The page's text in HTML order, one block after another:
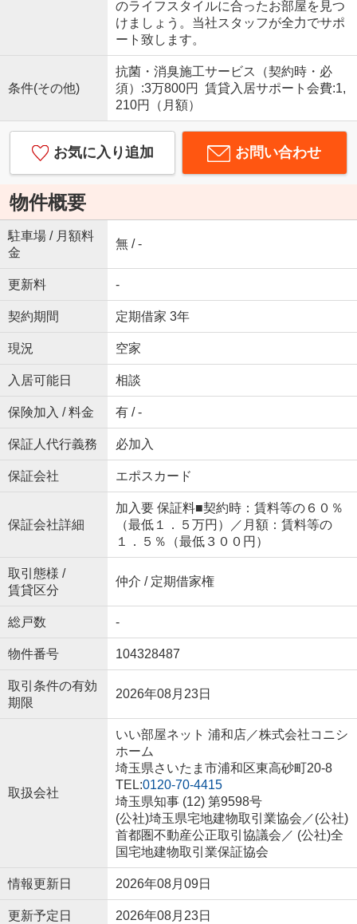
のライフスタイルに合ったお部屋を見つ
けましょう。当社スタッフが全力でサポ
ート致します。
条件(その他)
抗菌・消臭施工サービス（契約時・必
須）:3万800円 賃貸入居サポート会費:1,
210円（月額）
お気に入り追加 お問い合わせ
物件概要
駐車場 / 月額料
金
無 / -
更新料 -
契約期間 定期借家 3年
現況 空家
入居可能日 相談
保険加入 / 料金 有 / -
保証人代行義務 必加入
保証会社 エポスカード
保証会社詳細
加入要 保証料■契約時：賃料等の６０％
（最低１．５万円）／月額：賃料等の
１．５％（最低３００円）
取引態様 /
賃貸区分
仲介 / 定期借家権
総戸数 -
物件番号 104328487
取引条件の有効
期限
2026年08月23日
取扱会社
いい部屋ネット 浦和店／株式会社コニシ
ホーム
埼玉県さいたま市浦和区東高砂町20-8
TEL:0120-70-4415
埼玉県知事 (12) 第9598号
(公社)埼玉県宅地建物取引業協会／(公社)
首都圏不動産公正取引協議会／ (公社)全
国宅地建物取引業保証協会
情報更新日 2026年08月09日
更新予定日 2026年08月23日